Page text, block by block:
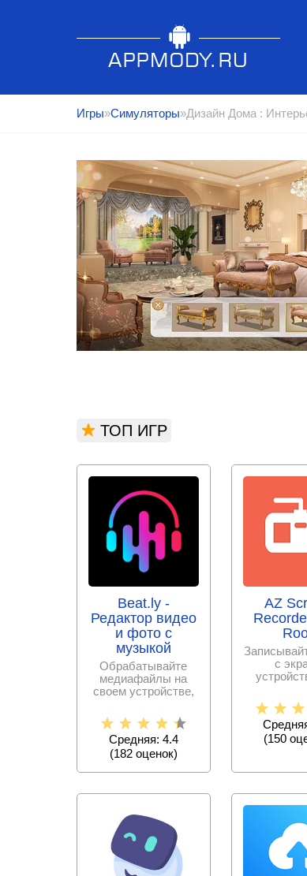
Игры»Симуляторы»Дизайн Дома :
ТОП ИГР
Beat.ly -
Редактор видео
и фото с
музыкой
Обрабатывайте
медиафайлы на
своем устройстве,
музыкальное
Средняя: 4.4
(182оценок)
AZ
с
хорошем
(150